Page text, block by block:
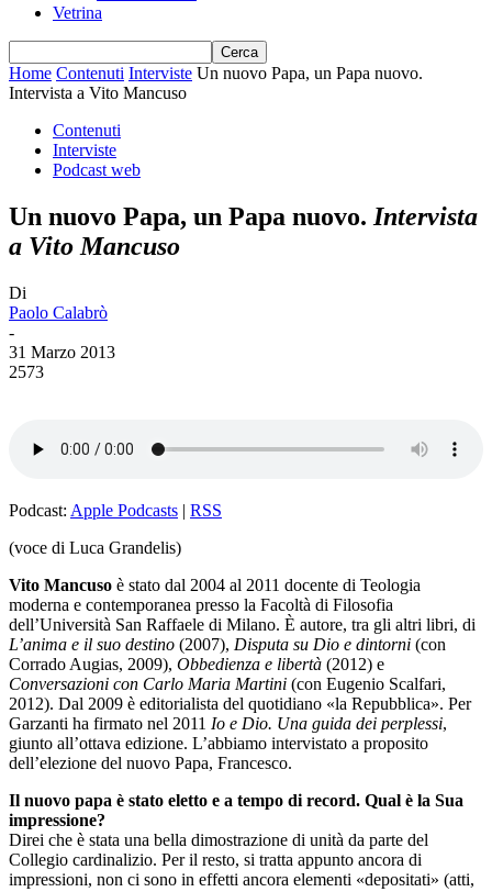
Vetrina
Home Contenuti Interviste Un nuovo Papa, un Papa nuovo.
Intervista a Vito Mancuso
Contenuti
Interviste
Podcast web
Un nuovo Papa, un Papa nuovo. Intervista
a Vito Mancuso
Di
Paolo Calabrò
-
31 Marzo 2013
2573
Podcast: Apple Podcasts | RSS
(voce di Luca Grandelis)
Vito Mancuso è stato dal 2004 al 2011 docente di Teologia
moderna e contemporanea presso la Facoltà di Filosofia
dell’Università San Raffaele di Milano. È autore, tra gli altri libri, di
L’anima e il suo destino (2007), Disputa su Dio e dintorni (con
Corrado Augias, 2009), Obbedienza e libertà (2012) e
Conversazioni con Carlo Maria Martini (con Eugenio Scalfari,
2012). Dal 2009 è editorialista del quotidiano «la Repubblica». Per
Garzanti ha firmato nel 2011 Io e Dio. Una guida dei perplessi,
giunto all’ottava edizione. L’abbiamo intervistato a proposito
dell’elezione del nuovo Papa, Francesco.
Il nuovo papa è stato eletto e a tempo di record. Qual è la Sua
impressione?
Direi che è stata una bella dimostrazione di unità da parte del
Collegio cardinalizio. Per il resto, si tratta appunto ancora di
impressioni, non ci sono in effetti ancora elementi «depositati» (atti,